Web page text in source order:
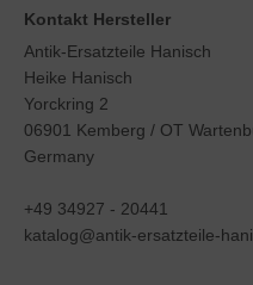
Kontakt Hersteller
Antik-Ersatzteile Hanisch
Heike Hanisch
Yorckring 2
06901 Kemberg / OT
Germany
+49 34927 - 20441
katalog@antik-ersatzteile-